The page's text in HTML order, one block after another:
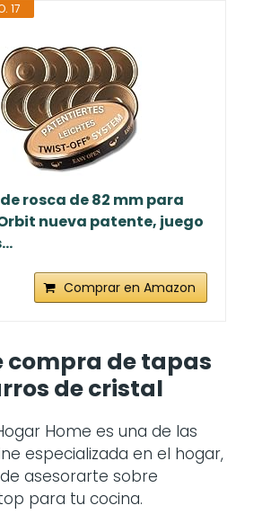
17
rosca de 82 mm para
nueva patente, juego
Comprar en Amazon
compra detapas
de cristal
Home es una de las
especializada en el hogar,
asesorarte sobre
para tu cocina.